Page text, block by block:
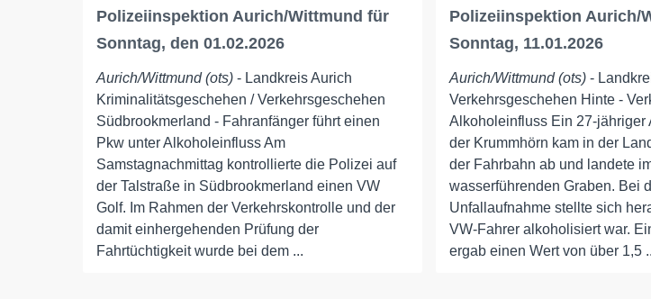
Polizeiinspektion Aurich/Wittmund für
Sonntag, den 01.02.2026
Aurich/Wittmund (ots) - Landkreis Aurich
Kriminalitätsgeschehen / Verkehrsgeschehen
Südbrookmerland - Fahranfänger führt einen
Pkw unter Alkoholeinfluss Am
Samstagnachmittag kontrollierte die Polizei auf
der Talstraße in Südbrookmerland einen VW
Golf. Im Rahmen der Verkehrskontrolle und der
damit einhergehenden Prüfung der
Fahrtüchtigkeit wurde bei dem ...
Polizeiinspektion Aurich/
Sonntag, 11.01.2026
Aurich/Wittmund (ots)-
Verkehrsgeschehen Hinte -
Alkoholeinfluss Ein 27-jähriger
der Krummhörn kam in der
der Fahrbahn ab und landete
wasserführenden Graben. Bei
Unfallaufnahme stellte sich
VW-Fahrer alkoholisiert war.
ergab einen Wert von über 1,5